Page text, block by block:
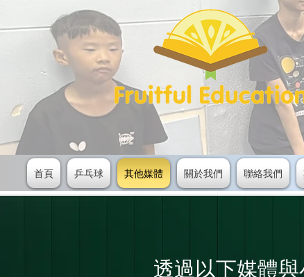
首頁 乒乓球 其他媒體 關於我們 聯絡我們
透過以下媒體